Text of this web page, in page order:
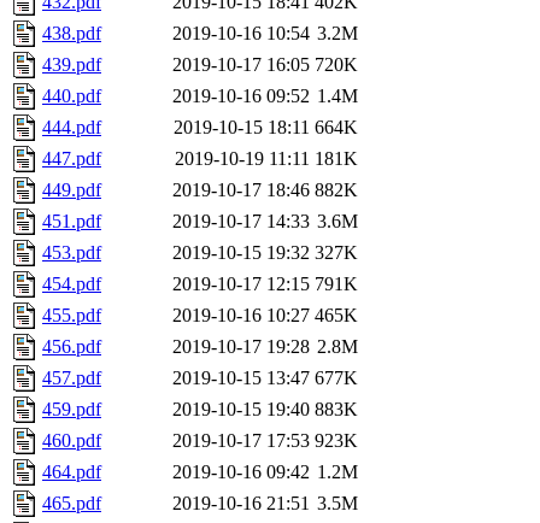
438.pdf
2019-10-16 10:54 3.2M
439.pdf
2019-10-17 16:05 720K
440.pdf
2019-10-16 09:52 1.4M
444.pdf
2019-10-15 18:11 664K
447.pdf
2019-10-19 11:11 181K
449.pdf
2019-10-17 18:46 882K
451.pdf
2019-10-17 14:33 3.6M
453.pdf
2019-10-15 19:32 327K
454.pdf
2019-10-17 12:15 791K
455.pdf
2019-10-16 10:27 465K
456.pdf
2019-10-17 19:28 2.8M
457.pdf
2019-10-15 13:47 677K
459.pdf
2019-10-15 19:40 883K
460.pdf
2019-10-17 17:53 923K
464.pdf
2019-10-16 09:42 1.2M
465.pdf
2019-10-16 21:51 3.5M